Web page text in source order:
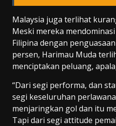
Malaysia juga terlihat
Meski mereka
Filipina dengan
persen, Harimau Muda
menciptakan peluang,
“Dari segi performa, dan
segi keseluruhan
menjaringkan gol dan itu
Tapi dari segi attitude